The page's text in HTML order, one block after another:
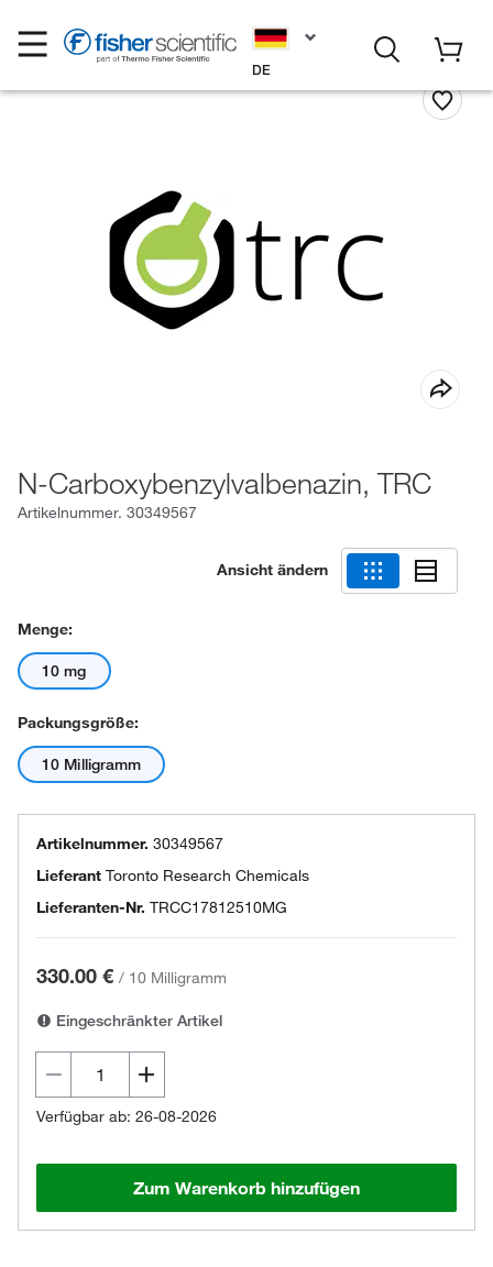
DE
N-Carboxybenzylvalbenazin, TRC
Artikelnummer. 30349567
Ansicht ändern
Menge:
10 mg
Packungsgröße:
10 Milligramm
Artikelnummer. 30349567
Lieferant Toronto Research Chemicals
Lieferanten-Nr. TRCC17812510MG
330.00 € / 10 Milligramm
Eingeschränkter Artikel
Verfügbar ab: 26-08-2026
Zum Warenkorb hinzufügen